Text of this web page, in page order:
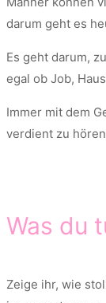
darum geht es
Es geht darum,
egal ob Job,
Immer mit dem
verdient zu
Was du
Zeige ihr, wie